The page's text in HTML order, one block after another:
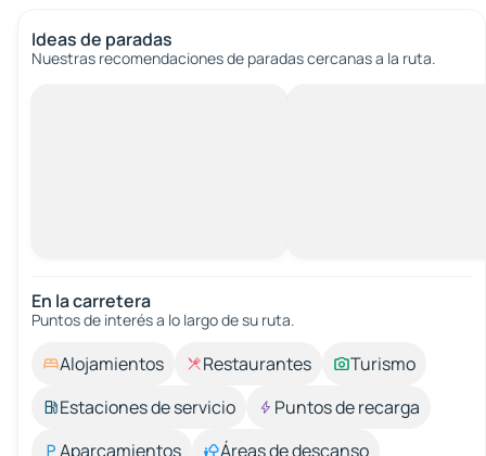
Ideas de paradas
Nuestras recomendaciones de paradas cercanas a la ruta.
En la carretera
Puntos de interés a lo largo de su ruta.
Alojamientos Restaurantes
Turismo
Estaciones de servicio
Puntos de recarga
Aparcamientos
Áreas de descanso